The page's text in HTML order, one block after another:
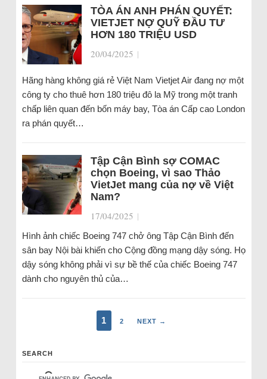
TÒA ÁN ANH PHÁN QUYẾT:
VIETJET NỢ QUỸ ĐẦU TƯ
HƠN 180 TRIỆU USD
20/04/2025 |
Hãng hàng không giá rẻ Việt Nam Vietjet Air đang nợ một
công ty cho thuê hơn 180 triệu đô la Mỹ trong một tranh
chấp liên quan đến bốn máy bay, Tòa án Cấp cao London
ra phán quyết…
Tập Cận Bình sợ COMAC
chọn Boeing, vì sao Thảo
VietJet mang của nợ về Việt
Nam?
17/04/2025 |
Hình ảnh chiếc Boeing 747 chở ông Tập Cận Bình đến
sân bay Nội bài khiến cho Cộng đồng mạng dậy sóng. Họ
dậy sóng không phải vì sự bề thế của chiếc Boeing 747
dành cho nguyên thủ của…
1 2 NEXT →
SEARCH